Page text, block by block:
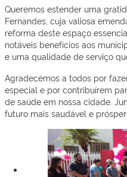
Queremos estender uma
Fernandes, cuja valiosa
reforma deste espaço
notáveis benefícios aos
e uma qualidade de serviço
Agradecemos a todos por
especial e por contribuírem
de saúde em nossa cidade.
futuro mais saudável e